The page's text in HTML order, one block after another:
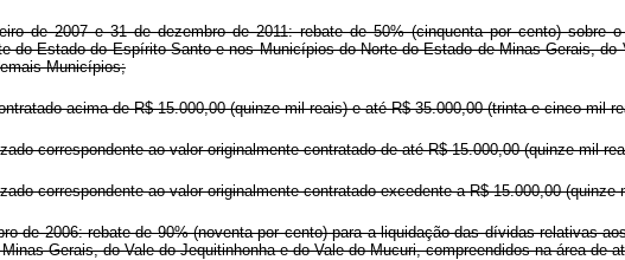
de 2007 e 31 de dezembro de 2011: rebate de 50% (cinquenta por cento) sobre
do Estado do Espírito Santo e nos Municípios do Norte do Estado de Minas Gerais,
Municípios;
acima de R$ 15.000,00 (quinze mil reais) e até R$ 35.000,00 (trinta e cinco mil
correspondente ao valor originalmente contratado de até R$ 15.000,00 (quinze mil
correspondente ao valor originalmente contratado excedente a R$ 15.000,00
de 2006: rebate de 90% (noventa por cento) para a liquidação das dívidas relativas
Gerais, do Vale do Jequitinhonha e do Vale do Mucuri, compreendidos na área